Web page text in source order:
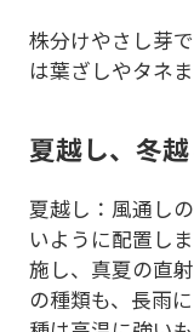
株分けやさし芽
は葉ざしやタネ
夏越し、冬
夏越し：風通し
いように配置し
施し、真夏の直
の種類も、長雨